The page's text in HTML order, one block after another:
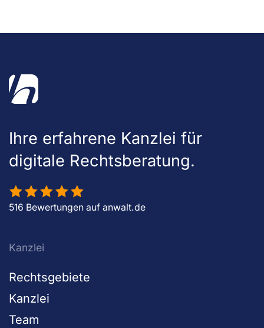
Ihre erfahrene Kanzlei für
digitale Rechtsberatung.
516 Bewertungen auf anwalt.de
Kanzlei
Rechtsgebiete
Kanzlei
Team